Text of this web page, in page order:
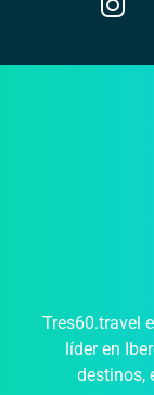
Tres60.travel
líder en
destinos,